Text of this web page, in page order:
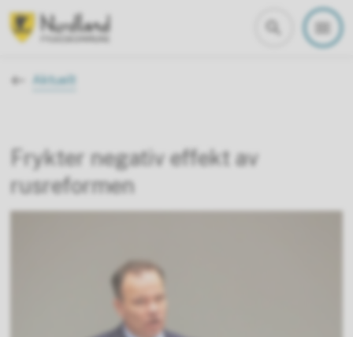
Du er her:
Aktuelt
Frykter negativ effekt av
rusreformen